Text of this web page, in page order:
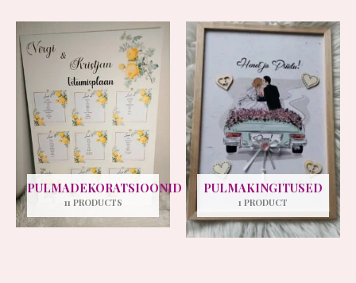
PULMADEKORATSIOONID
11 PRODUCTS
PULMAKINGITUSED
1 PRODUCT